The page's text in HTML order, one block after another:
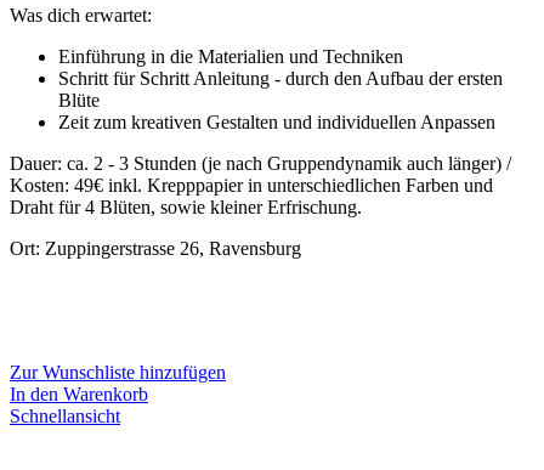
Was dich erwartet:
Einführung in die Materialien und Techniken
Schritt für Schritt Anleitung - durch den Aufbau der ersten
Blüte
Zeit zum kreativen Gestalten und individuellen Anpassen
Dauer: ca. 2 - 3 Stunden (je nach Gruppendynamik auch länger) /
Kosten: 49€ inkl. Krepppapier in unterschiedlichen Farben und
Draht für 4 Blüten, sowie kleiner Erfrischung.
Ort: Zuppingerstrasse 26, Ravensburg
Zur Wunschliste hinzufügen
In den Warenkorb
Schnellansicht